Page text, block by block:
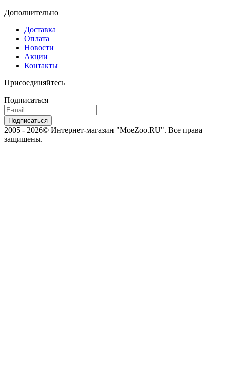
Дополнительно
Доставка
Оплата
Новости
Акции
Контакты
Присоединяйтесь
Подписаться
2005 - 2026© Интернет-магазин "MoeZoo.RU". Все права
защищены.